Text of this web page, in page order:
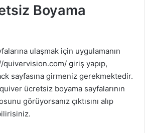
Boyama
ulaşmak için uygulamanın
giriş yapıp,
sayfasına girmeniz gerekmektedir.
ücretsiz boyama sayfalarının
görüyorsanız çıktısını alıp